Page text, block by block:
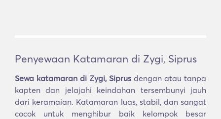
Penyewaan Katamaran di Zygi, Siprus
Sewa katamaran di Zygi, Siprus dengan atau tanpa
kapten dan jelajahi keindahan tersembunyi jauh
dari keramaian. Katamaran luas, stabil, dan sangat
cocok untuk menghibur baik kelompok besar